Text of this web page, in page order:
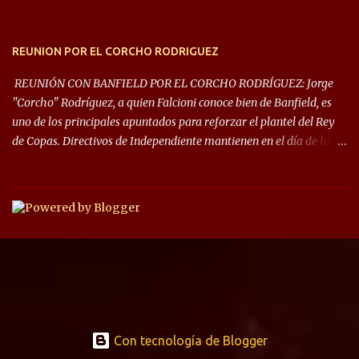
REUNION POR EL CORCHO RODRIGUEZ
REUNIÓN CON BANFIELD POR EL CORCHO RODRÍGUEZ: Jorge
"Corcho" Rodríguez, a quien Falcioni conoce bien de Banfield, es
uno de los principales apuntados para reforzar el plantel del Rey
de Copas. Directivos de Independiente mantienen en el día de hoy
préstamo con opción de compra pero, por lo que se sabe, Banfield
busca vender al menos el 50% del pase por una cifra cercana a los
1,5 millones de dólares. El volante central titular del Banfield y
de sus compañeros, realizó 17 infracciones y solo fue amonestado
dos veces.. Su representante, Claudio Jara, dijo en Sportia: “Tuve
Con tecnología de Blogger